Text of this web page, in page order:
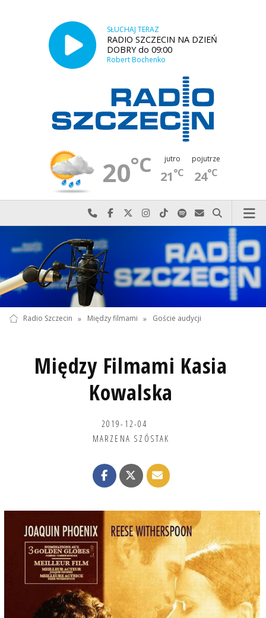
SŁUCHAJ TERAZ
RADIO SZCZECIN NA DZIEŃ
DOBRY do 09:00
Robert Bochenko
20°C jutro
21°C
pojutrze
24°C
Najlepiej po prostu do nas zadzwoń
Odwiedź nas na Facebook-u
Odwiedź nas na X
Odwiedź nas na Instagram-ie
Odwiedź nas na TikTok-u
Szukaj nas na Spotify
Wyślij do nas
Szukaj
Radio Szczecin » Między filmami » Goście audycji
Między Filmami Kasia
Kowalska
2019-12-04
MARZENA SZÓSTAK